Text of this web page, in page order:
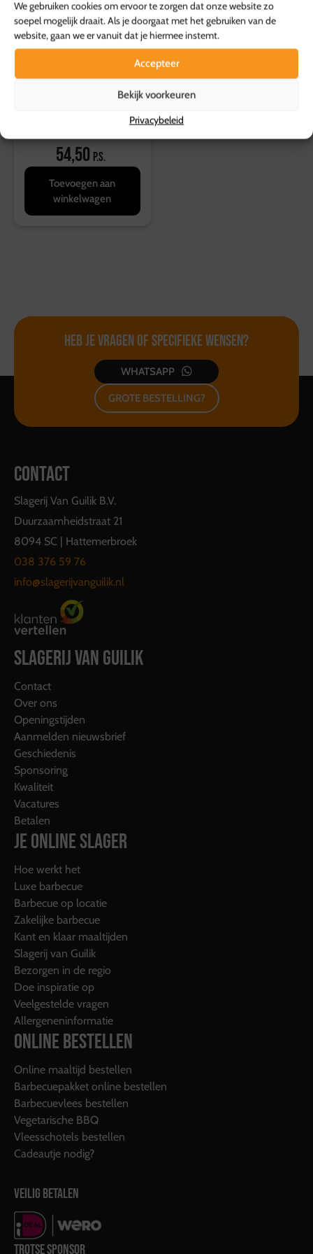
We gebruiken cookies om ervoor te zorgen dat onze website zo
soepel mogelijk draait. Als je doorgaat met het gebruiken van de
website, gaan we er vanuit dat je hiermee instemt.
Accepteer
Bekijk voorkeuren
Privacybeleid
54,50 p.s.
Toevoegen aan
winkelwagen
Heb je vragen ofspecifieke wensen?
WHATSAPP
GROTE BESTELLING?
CONTACT
Slagerij Van Guilik B.V.
Duurzaamheidstraat 21
8094 SC | Hattemerbroek
038 376 59 76
info@slagerijvanguilik.nl
SLAGERIJ VAN GUILIK
Contact
Over ons
Openingstijden
Aanmelden nieuwsbrief
Geschiedenis
Sponsoring
Kwaliteit
Vacatures
Betalen
JE ONLINE SLAGER
Hoe werkt het
Luxe barbecue
Barbecue op locatie
Zakelijke barbecue
Kant en klaar maaltijden
Slagerij van Guilik
Bezorgen in de regio
Doe inspiratie op
Veelgestelde vragen
Allergeneninformatie
ONLINE BESTELLEN
Online maaltijd bestellen
Barbecuepakket online bestellen
Barbecuevlees bestellen
Vegetarische BBQ
Vleesschotels bestellen
Cadeautje nodig?
VEILIG BETALEN
TROTSE SPONSOR